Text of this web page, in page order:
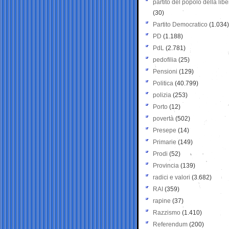
partito del popolo della
(30)
Partito Democratico (1.034)
PD (1.188)
PdL (2.781)
pedofilia (25)
Pensioni (129)
Politica (40.799)
polizia (253)
Porto (12)
povertà (502)
Presepe (14)
Primarie (149)
Prodi (52)
Provincia (139)
radici e valori (3.682)
RAI (359)
rapine (37)
Razzismo (1.410)
Referendum (200)